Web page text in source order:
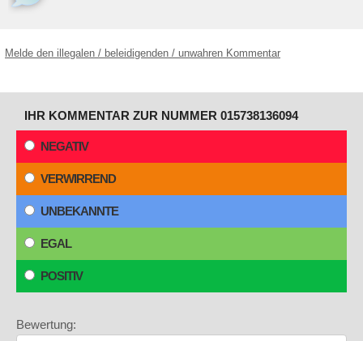
Melde den illegalen / beleidigenden / unwahren Kommentar
IHR KOMMENTAR ZUR NUMMER 015738136094
NEGATIV
VERWIRREND
UNBEKANNTE
EGAL
POSITIV
Bewertung: